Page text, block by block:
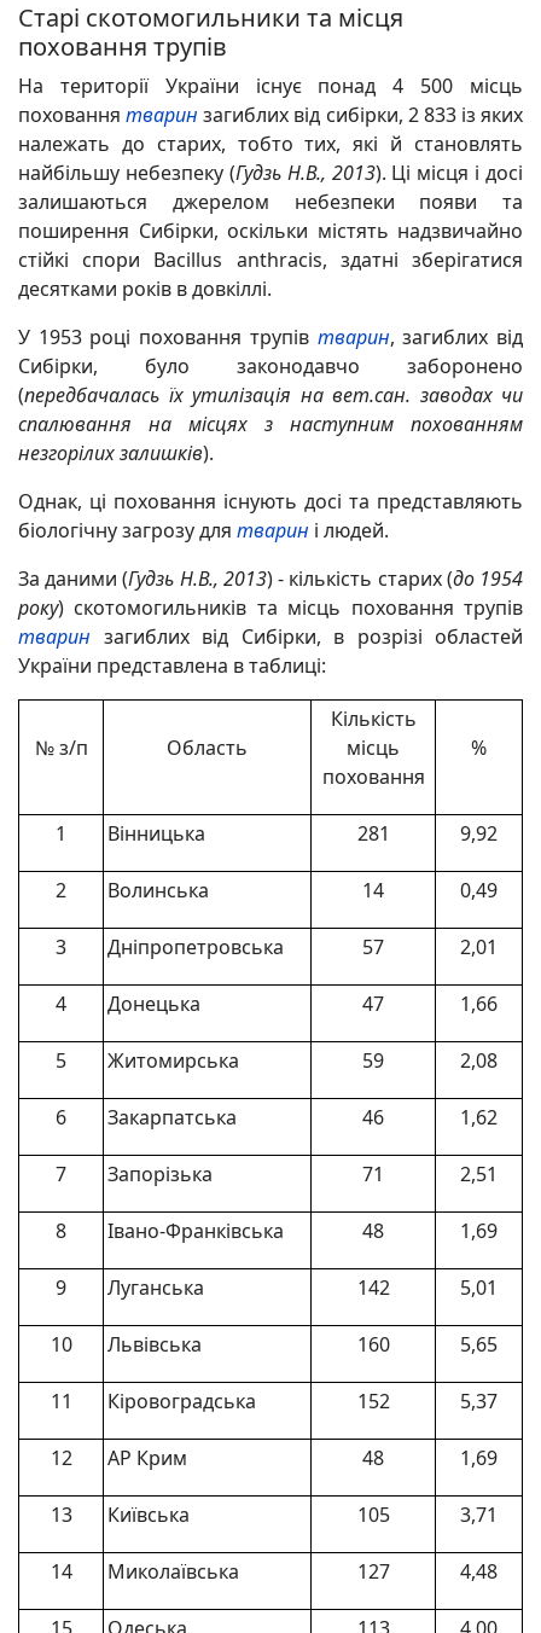
Старі скотомогильники та місця
поховання трупів
На території України існує понад 4 500 місць
похованнятварин загиблих від сибірки, 2 833 із яких
належать до старих, тобто тих, які й становлять
найбільшу небезпеку (Гудзь Н.В., 2013). Ці місця і досі
залишаються джерелом небезпеки появи та
поширення Сибірки, оскільки містять надзвичайно
стійкі спори Bacillus anthracis, здатні зберігатися
десятками років в довкіллі.
У 1953 році поховання трупів тварин, загиблих від
Сибірки, було законодавчо заборонено
(передбачалась їх утилізація на вет.сан. заводах чи
спалювання на місцях з наступним похованням
незгорілих залишків).
Однак, ці поховання існують досі та представляють
біологічну загрозу для тварин і людей.
За даними (Гудзь Н.В., 2013) - кількість старих (до 1954
року) скотомогильників та місць поховання трупів
тварин загиблих від Сибірки, в розрізі областей
України представлена в таблиці:
№ з/п Область
Кількість
місць
поховання
%
1 Вінницька 281 9,92
2 Волинська 14 0,49
3 Дніпропетровська 57 2,01
4 Донецька 47 1,66
5 Житомирська 59 2,08
6 Закарпатська 46 1,62
7 Запорізька 71 2,51
8 Івано-Франківська 48 1,69
9 Луганська 142 5,01
10 Львівська 160 5,65
11 Кіровоградська 152 5,37
12 АР Крим 48 1,69
13 Київська 105 3,71
14 Миколаївська 127 4,48